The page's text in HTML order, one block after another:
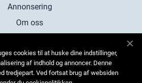
Annonsering
Om oss
Kontakta oss
Sitemap
cookies til at huske dine indstillinger,
af indhold og annoncer. Denne
tredjepart. Ved fortsat brug af websiden